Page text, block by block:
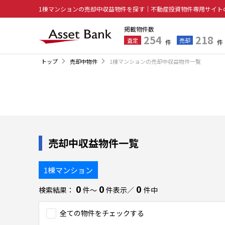
1棟マンションの売却中収益物件を探す｜不動産投資物件専用サイ
掲載物件数
査定 254 件 売却 218 件
トップ 売却中物件 1棟マンションの売却中収益物件一覧
売却中収益物件一覧
1棟マンション
検索結果： 0 件〜 0 件表示／ 0 件中
全ての物件をチェックする